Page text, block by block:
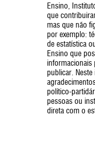
Ensino,
que
mas que não
por exemplo:
de estatística
Ensino que
informacionais
publicar.
político-
pessoas ou
direta com o